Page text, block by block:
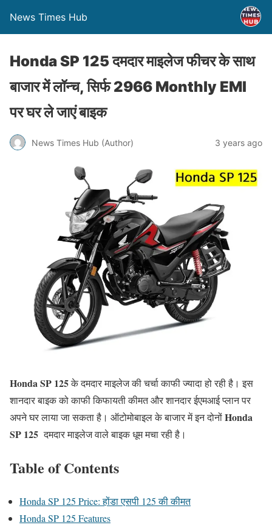
News Times Hub
Honda SP 125 दमदार माइलेज फीचर के साथ
बाजार में लॉन्च, सिर्फ 2966 Monthly EMI
पर घर ले जाएं बाइक
News Times Hub (Author) 3 years ago
Honda SP 125के दमदार माइलेज की चर्चा काफी ज्यादा हो रही है। इस
शानदार बाइक को काफी किफायती कीमत और शानदार ईएमआई प्लान पर
अपने घर लाया जा सकता है। ऑटोमोबाइल के बाजार में इन दोनोंHonda
SP 125दमदार माइलेज वाले बाइक धूम मचा रही है।
Table of Contents
Honda SP 125 Price: होंडा एसपी 125 की कीमत
Honda SP 125 Features